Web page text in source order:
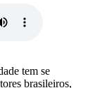
tem se
brasileiros,